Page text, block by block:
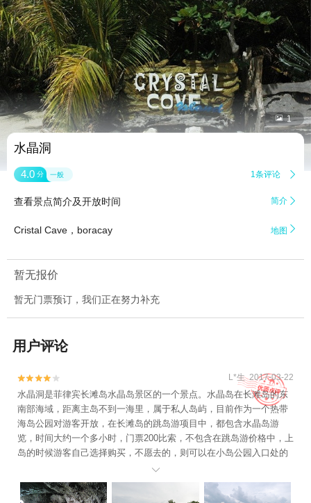
 1
水晶洞
4.0 分 一般 1条评论 
查看景点简介及开放时间 简介 
Cristal Cave，boracay 地图 
暂无报价
暂无门票预订，我们正在努力补充
用户评论

 L*生 2017-03-22
水晶洞是菲律宾长滩岛水晶岛景区的一个景点。水晶岛在长滩岛的东
南部海域，距离主岛不到一海里，属于私人岛屿，目前作为一个热带
海岛公园对游客开放，在长滩岛的跳岛游项目中，都包含水晶岛游
览，时间大约一个多小时，门票200比索，不包含在跳岛游价格中，上
岛的时候游客自己选择购买，不愿去的，则可以在小岛公园入口处的
沙滩上休息。 小岛的主要看点一是两个水下天然溶洞，另一个就是浮
潜欣赏珊瑚礁。一个在岛的北中部，从公园入口处往里走，不远就
是，需要从地面上的一个狭窄的洞口，垂直下到洞中；另外一个在岛

